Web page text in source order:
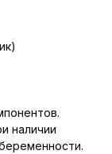
наличии